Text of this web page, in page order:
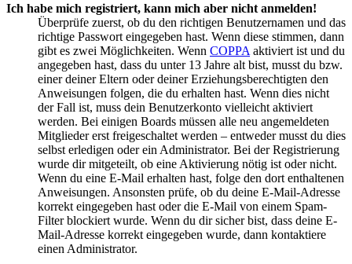
Ich habe mich registriert, kann mich aber nicht anmelden!
Überprüfe zuerst, ob du den richtigen Benutzernamen und das
richtige Passwort eingegeben hast. Wenn diese stimmen, dann
gibt es zwei Möglichkeiten. Wenn COPPA aktiviert ist und du
angegeben hast, dass du unter 13 Jahre alt bist, musst du bzw.
einer deiner Eltern oder deiner Erziehungsberechtigten den
Anweisungen folgen, die du erhalten hast. Wenn dies nicht
der Fall ist, muss dein Benutzerkonto vielleicht aktiviert
werden. Bei einigen Boards müssen alle neu angemeldeten
Mitglieder erst freigeschaltet werden – entweder musst du dies
selbst erledigen oder ein Administrator. Bei der Registrierung
wurde dir mitgeteilt, ob eine Aktivierung nötig ist oder nicht.
Wenn du eine E-Mail erhalten hast, folge den dort enthaltenen
Anweisungen. Ansonsten prüfe, ob du deine E-Mail-Adresse
korrekt eingegeben hast oder die E-Mail von einem Spam-
Filter blockiert wurde. Wenn du dir sicher bist, dass deine E-
Mail-Adresse korrekt eingegeben wurde, dann kontaktiere
einen Administrator.